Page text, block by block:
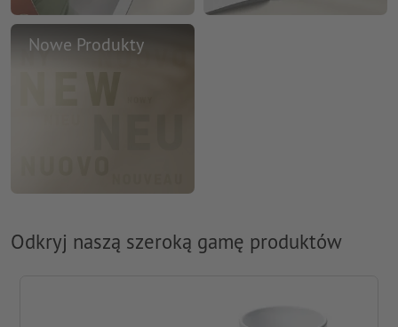
Nowe Produkty
Odkryj naszą szeroką gamę produktów